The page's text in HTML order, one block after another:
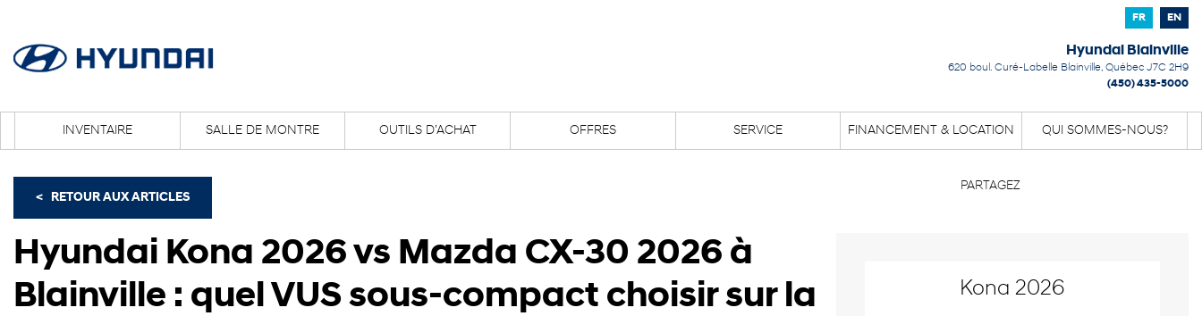
FR EN
Hyundai Blainville
620 boul. Curé-Labelle Blainville, Québec J7C 2H9
(450) 435-5000
INVENTAIRE SALLE DE MONTRE OUTILS D’ACHAT OFFRES SERVICE FINANCEMENT & LOCATION QUI SOMMES-NOUS?
< RETOUR AUXARTICLES
PARTAGEZ
Hyundai Kona 2026 vs Mazda CX-30 2026 à
Blainville : quel VUS sous-compact choisir sur la
Kona 2026